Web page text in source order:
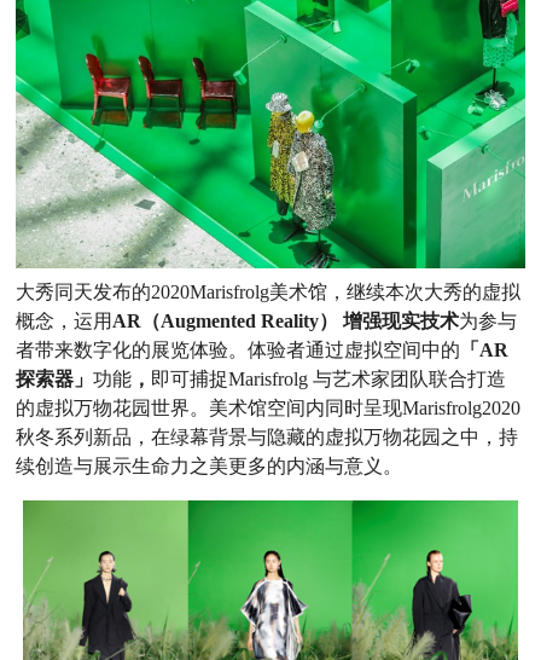
大秀同天发布的2020Marisfrolg美术馆，继续本次大秀的虚拟
概念，运用 AR（Augmented Reality） 增强现实技术为参与
者带来数字化的展览体验。体验者通过虚拟空间中的 「AR
探索器」功能 ， 即可捕捉Marisfrolg 与艺术家团队联合打造
的虚拟万物花园世界。美术馆空间内同时呈现Marisfrolg2020
秋冬系列新品，在绿幕背景与隐藏的虚拟万物花园之中，持
续创造与展示生命力之美更多的内涵与意义。